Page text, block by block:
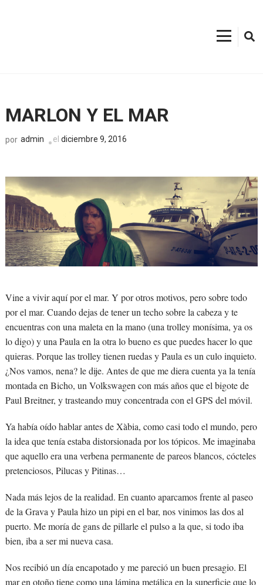
MARLON Y EL MAR
por admin el diciembre 9, 2016
Vine a vivir aquí por el mar. Y por otros motivos, pero sobre todo
por el mar. Cuando dejas de tener un techo sobre la cabeza y te
encuentras con una maleta en la mano (una trolley monísima, ya os
lo digo) y una Paula en la otra lo bueno es que puedes hacer lo que
quieras. Porque las trolley tienen ruedas y Paula es un culo inquieto.
¿Nos vamos, nena? le dije. Antes de que me diera cuenta ya la tenía
montada en Bicho, un Volkswagen con más años que el bigote de
Paul Breitner, y trasteando muy concentrada con el GPS del móvil.
Ya había oído hablar antes de Xàbia, como casi todo el mundo, pero
la idea que tenía estaba distorsionada por los tópicos. Me imaginaba
que aquello era una verbena permanente de pareos blancos, cócteles
pretenciosos, Pilucas y Pitinas…
Nada más lejos de la realidad. En cuanto aparcamos frente al paseo
de la Grava y Paula hizo un pipi en el bar, nos vinimos las dos al
puerto. Me moría de gans de pillarle el pulso a la que, si todo iba
bien, iba a ser mi nueva casa.
Nos recibió un día encapotado y me pareció un buen presagio. El
mar en otoño tiene como una lámina metálica en la superficie que lo